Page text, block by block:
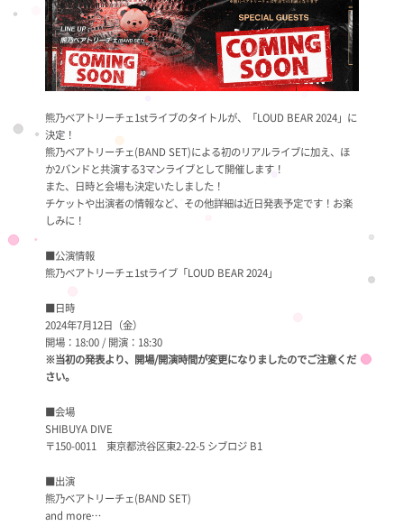
熊乃ベアトリーチェ1stライブのタイトルが、「LOUD BEAR 2024」に
決定！
熊乃ベアトリーチェ(BAND SET)による初のリアルライブに加え、ほ
か2バンドと共演する3マンライブとして開催します！
また、日時と会場も決定いたしました！
チケットや出演者の情報など、その他詳細は近日発表予定です！お楽
しみに！
■公演情報
熊乃ベアトリーチェ1stライブ「LOUD BEAR 2024」
■日時
2024年7月12日（金）
開場：18:00 / 開演：18:30
※当初の発表より、開場/開演時間が変更になりましたのでご注意くだ
さい。
■会場
SHIBUYA DIVE
〒150-0011 東京都渋谷区東2-22-5 シブロジ B1
■出演
熊乃ベアトリーチェ(BAND SET)
and more…